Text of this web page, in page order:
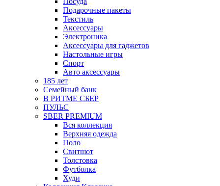
Подарочные пакеты
Текстиль
Аксессуары
Электроника
Аксессуары для гаджетов
Настольные игры
Спорт
Авто аксессуары
185 лет
Семейный банк
В РИТМЕ СБЕР
ПУЛЬС
SBER PREMIUM
Вся коллекция
Верхняя одежда
Поло
Свитшот
Толстовка
Футболка
Худи